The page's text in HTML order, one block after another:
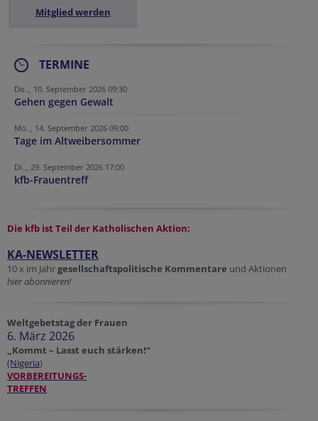
Mitglied werden
TERMINE
Do.., 10. September 2026 09:30
Gehen gegen Gewalt
Mo.., 14. September 2026 09:00
Tage im Altweibersommer
Di.., 29. September 2026 17:00
kfb-Frauentreff
Die kfb ist Teil der Katholischen Aktion:
KA-NEWSLETTER
10 x im Jahrgesellschaftspolitische Kommentare und Aktionen
hier abonnieren!
Weltgebetstag der Frauen
6. März 2026
„Kommt – Lasst euch stärken!“
(Nigeria)
VORBEREITUNGS-
TREFFEN